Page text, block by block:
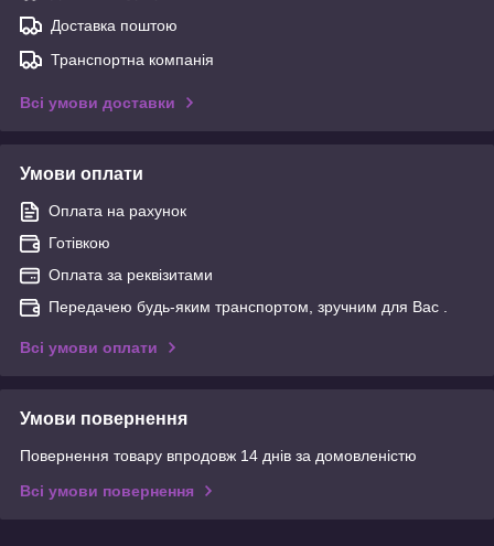
Доставка поштою
Транспортна компанія
Всі умови доставки
Умови оплати
Оплата на рахунок
Готівкою
Оплата за реквізитами
Передачею будь-яким транспортом, зручним для Вас .
Всі умови оплати
Умови повернення
Повернення товару впродовж 14 днів за домовленістю
Всі умови повернення